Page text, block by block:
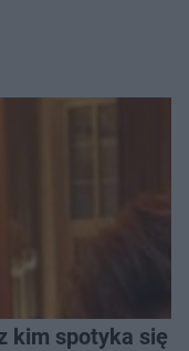
spotyka się